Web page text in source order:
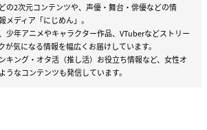
の2次元コンテンツや、声優・舞台・俳優などの情
ディア「にじめん」。
少年アニメやキャラクター作品、VTuberなどストリー
が気になる情報を幅広くお届けしています。
キング・オタ活（推し活）お役立ち情報など、女性オ
うなコンテンツも発信しています。